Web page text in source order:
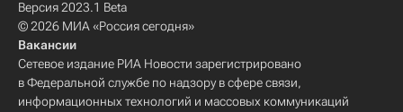
Версия 2023.1 Beta
© 2026 МИА «Россия сегодня»
Вакансии
Сетевое издание РИА Новости зарегистрировано
в Федеральной службе по надзору в сфере связи,
информационных технологий и массовых коммуникаций